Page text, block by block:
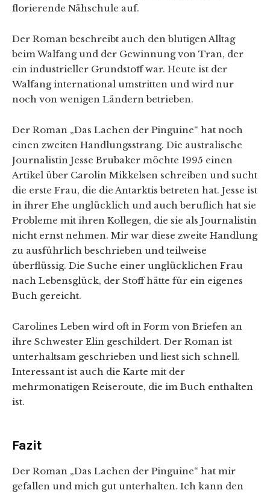
florierende Nähschule auf.
Der Roman beschreibt auch den blutigen Alltag
beim Walfang und der Gewinnung von Tran, der
ein industrieller Grundstoff war. Heute ist der
Walfang international umstritten und wird nur
noch von wenigen Ländern betrieben.
Der Roman „Das Lachen der Pinguine“ hat noch
einen zweiten Handlungsstrang. Die australische
Journalistin Jesse Brubaker möchte 1995 einen
Artikel über Carolin Mikkelsen schreiben und sucht
die erste Frau, die die Antarktis betreten hat. Jesse ist
in ihrer Ehe unglücklich und auch beruflich hat sie
Probleme mit ihren Kollegen, die sie als Journalistin
nicht ernst nehmen. Mir war diese zweite Handlung
zu ausführlich beschrieben und teilweise
überflüssig. Die Suche einer unglücklichen Frau
nach Lebensglück, der Stoff hätte für ein eigenes
Buch gereicht.
Carolines Leben wird oft in Form von Briefen an
ihre Schwester Elin geschildert. Der Roman ist
unterhaltsam geschrieben und liest sich schnell.
Interessant ist auch die Karte mit der
mehrmonatigen Reiseroute, die im Buch enthalten
ist.
Fazit
Der Roman „Das Lachen der Pinguine“ hat mir
gefallen und mich gut unterhalten. Ich kann den